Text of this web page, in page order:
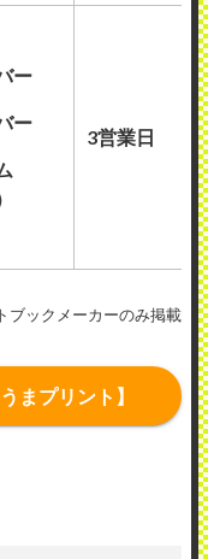
ー
ー
3営業日
ブックメーカーのみ掲載
まプリント】